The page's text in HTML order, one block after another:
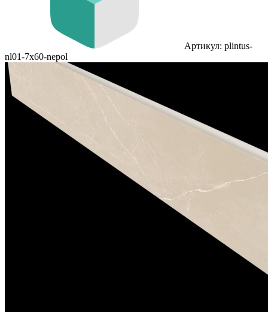
Артикул: plintus-
nl01-7x60-nepol